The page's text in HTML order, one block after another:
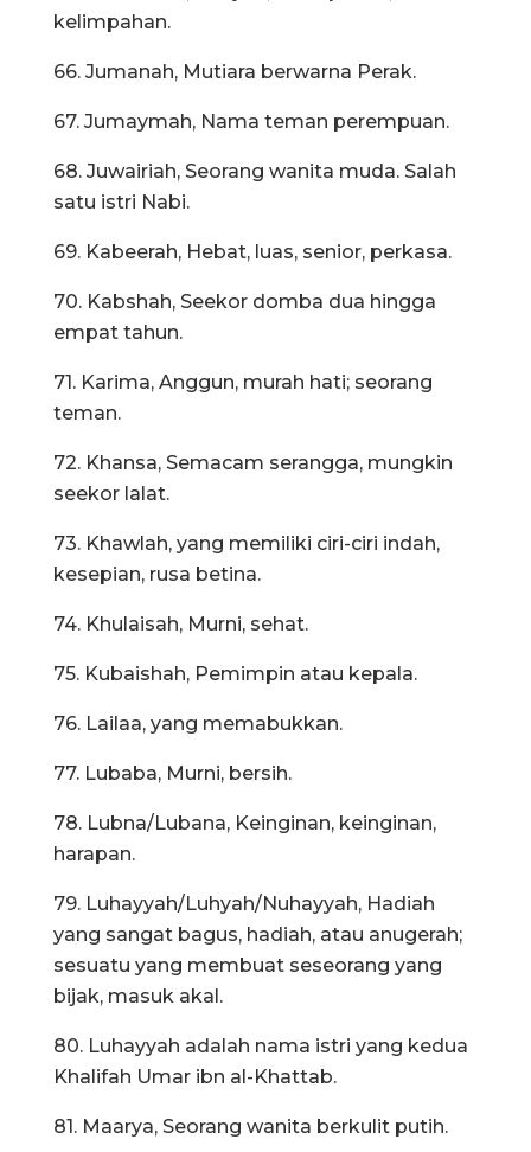
kelimpahan.
66. Jumanah, Mutiara berwarna Perak.
67. Jumaymah, Nama teman perempuan.
68. Juwairiah, Seorang wanita muda. Salah
satu istri Nabi.
69. Kabeerah, Hebat, luas, senior, perkasa.
70. Kabshah, Seekor domba dua hingga
empat tahun.
71. Karima, Anggun, murah hati; seorang
teman.
72. Khansa, Semacam serangga, mungkin
seekor lalat.
73. Khawlah, yang memiliki ciri-ciri indah,
kesepian, rusa betina.
74. Khulaisah, Murni, sehat.
75. Kubaishah, Pemimpin atau kepala.
76. Lailaa, yang memabukkan.
77. Lubaba, Murni, bersih.
78. Lubna/Lubana, Keinginan, keinginan,
harapan.
79. Luhayyah/Luhyah/Nuhayyah, Hadiah
yang sangat bagus, hadiah, atau anugerah;
sesuatu yang membuat seseorang yang
bijak, masuk akal.
80. Luhayyah adalah nama istri yang kedua
Khalifah Umar ibn al-Khattab.
81. Maarya, Seorang wanita berkulit putih.